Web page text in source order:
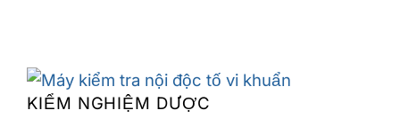
KIỂM NGHIỆM DƯỢC